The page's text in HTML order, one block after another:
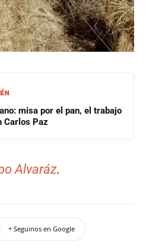
misa por el pan, el trabajo
Carlos Paz
Alvaráz.
+ Seguinos en Google